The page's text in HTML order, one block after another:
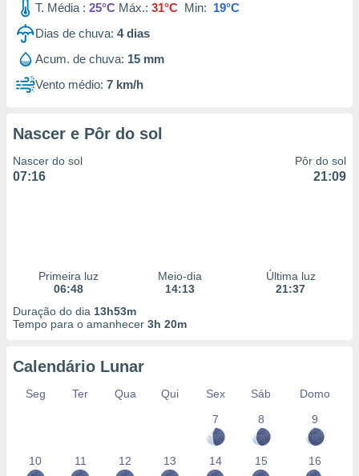
T. Média : 25°C Máx.: 31°C Min: 19°C
Dias de chuva: 4dias
Acum. de chuva: 15 mm
Vento médio: 7 km/h
Nascer e Pôr do sol
Nascer do sol
07:16
Pôr do sol
21:09
Primeira luz
06:48
Meio-dia
14:13
Última luz
21:37
Duração do dia 13h53m
Tempo para o amanhecer 3h 20m
Calendário Lunar
Seg Ter Qua Qui Sex Sáb
Domo
7
8 9
10 11 12 13 14 15 16